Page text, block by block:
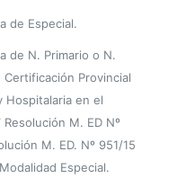
de Especial.
de N. Primario o N.
Provincial
Hospitalaria en el
M. ED Nº
M. ED. Nº 951/15
Especial.